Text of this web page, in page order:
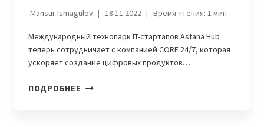
Mansur Ismagulov 18.11.2022 Время чтения: 1мин
Международный технопарк IT-стартапов Astana Hub
теперь сотрудничает с компанией CORE 24/7, которая
ускоряет создание цифровых продуктов…
ПОДРОБНЕЕ КОМПАНИЯ